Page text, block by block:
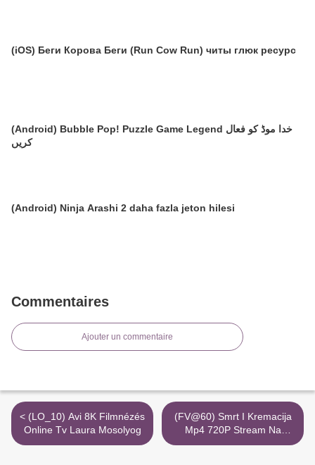
(iOS) Беги Корова Беги (Run Cow Run) читы глюк ресурс
(Android) Bubble Pop! Puzzle Game Legend خدا موڈ کو فعال
کریں
(Android) Ninja Arashi 2 daha fazla jeton hilesi
Commentaires
Ajouter un commentaire
< (LO_10) Avi 8K Filmnézés
Online Tv Laura Mosolyog
(FV@60) Smrt I Kremacija
Mp4 720P Stream Na
Hrvatskom Sub Torrent >